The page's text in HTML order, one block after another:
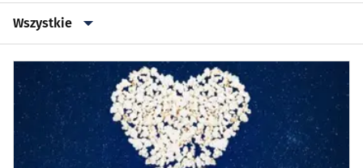
Wszystkie
Wszystkie
Klubowe, taneczne, granie do piwa(45)
Koncerty (89)